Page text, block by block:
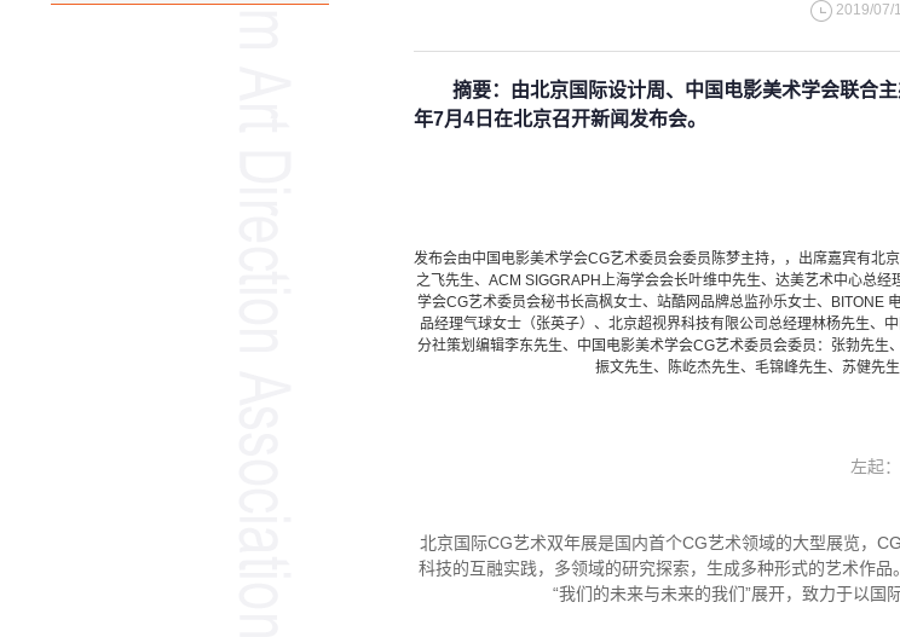
2019/07/
摘要：由北京国际设计周、中国电影美术学会联合
年7月4日在北京召开新闻发布会。
发布会由中国电影美术学会CG艺术委员会委员陈梦主持，， 出席嘉宾有北
之飞先生、ACM SIGGRAPH上海学会会长叶维中先生、达美艺术中心总
学会CG艺术委员会秘书长高枫女士、站酷网品牌总监孙乐女士、BITONE
品经理气球女士（张英子）、北京超视界科技有限公司总经理林杨先生、
分社策划编辑李东先生、中国电影美术学会CG艺术委员会委员：张勃先
振文先生、陈屹杰先生、毛锦峰先生、苏健先
左起：
北京国际CG艺术双年展是国内首个CG艺术领域的大型展览，
科技的互融实践，多领域的研究探索，生成多种形式的艺术作
“我们的未来与未来的我们”展开，致力于以国